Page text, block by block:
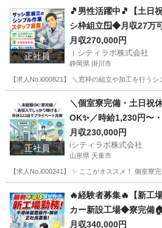
その他 ディーラー
正社員
🎵男性活躍中🎵【土日
シ枠組立🪟◆月収27万
月収270,000円
ｉシティラボ株式会社
静岡県 掛川市
【求人No.i000821】 ＼窓枠の組立や加工を行う
その他
正社員
＼個室寮完備・土日祝
OK✨／時給1,230円〜
スタッフ募集！
月収230,000円
iシティラボ株式会社
山形県 天童市
【求人No.i000241】 ✨ ここがオススメ！ 個室
その他 住み込み
🔥経験者募集🔥【新工
カー新設工場◆寮完備
月収340,000円